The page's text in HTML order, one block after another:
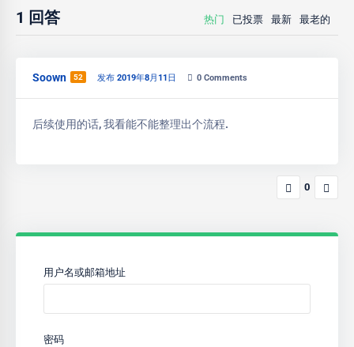
1 回答 热门 已投票 最新 最老的
Soown 52 发布 2019年8月11日 0 Comments
后续使用的话, 我看能不能整理出个流程.
0
用户名或邮箱地址
密码